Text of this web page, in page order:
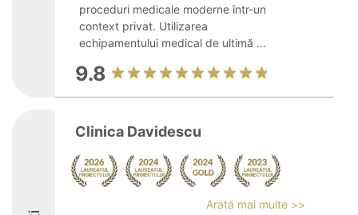
proceduri medicale moderne într-un
context privat. Utilizarea
echipamentului medical de ultimă ...
9.8
Clinica Davidescu
Arată mai multe >>